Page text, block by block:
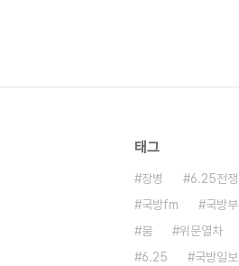
태그
장병 6.25전쟁
국방fm
국방부
붐
위문열차
6.25
국방일보